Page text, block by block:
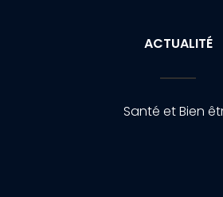
ACTUALITÉ
Santé et Bien